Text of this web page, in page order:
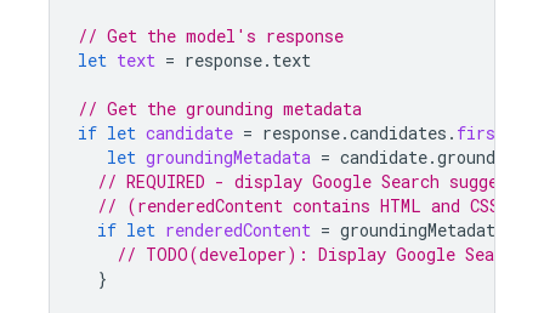
// Get the model's response
let text = response. text
// Get the grounding metadata
if let candidate = response.candidates . first
let groundingMetadata = candidate.
// REQUIRED - display Google Search
// (renderedContent contains HTML and CSS
if let renderedContent = groundingMetadata
// TODO(developer): Display Google Search
}